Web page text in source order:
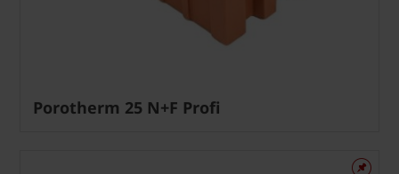
Porotherm 25 N+F Profi